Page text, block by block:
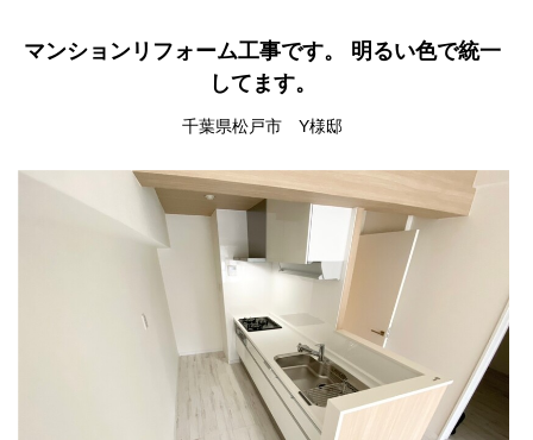
マンションリフォーム工事です。 明るい色で統一
してます。
千葉県松戸市 Y様邸